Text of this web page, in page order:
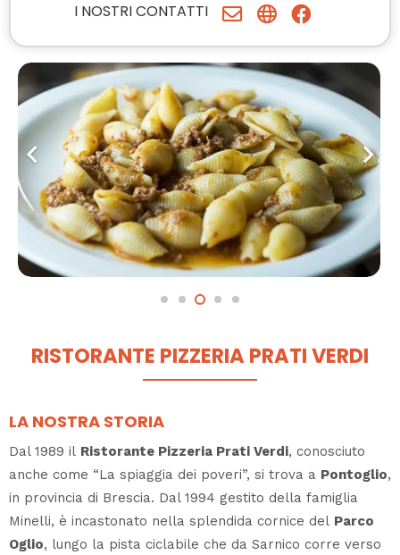
I NOSTRI CONTATTI
RISTORANTE PIZZERIA PRATI VERDI
LA NOSTRA STORIA
Dal 1989 il Ristorante Pizzeria Prati Verdi, conosciuto
anche come “La spiaggia dei poveri”, si trova a Pontoglio,
in provincia di Brescia. Dal 1994 gestito della famiglia
Minelli, è incastonato nella splendida cornice del Parco
Oglio, lungo la pista ciclabile che da Sarnico corre verso